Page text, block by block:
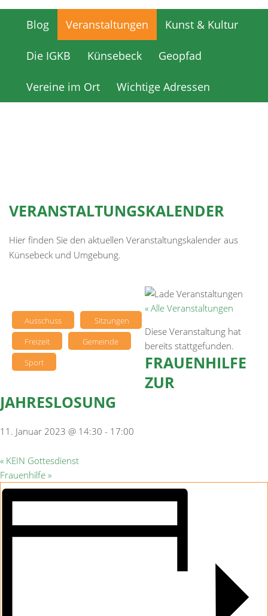
Blog Veranstaltungen Kunst & Kultur
Die IGKB Künsebeck Geopfad
Vereine im Ort Wichtige Adressen
VERANSTALTUNGSKALENDER
Hier finden Sie den aktuellen Veranstaltungskalender aus
Künsebeck und Umgebung.
Ausschuss
Sitzungen
Freizeit
Gemeinde
Sport
« Alle Veranstaltungen
Diese Veranstaltung hat
bereits stattgefunden.
FRAUENHILFE
ZUR
JAHRESLOSUNG
11. Januar 2023 @ 14:30 - 17:00
« KEIN Gottesdienst
Frauenhilfe »